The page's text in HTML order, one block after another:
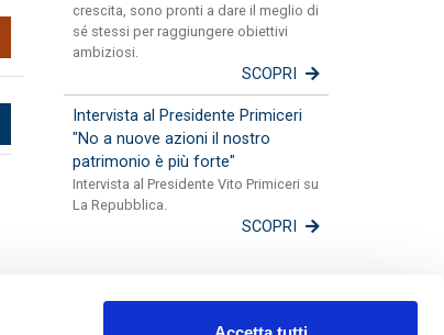
crescita, sono pronti a dare il meglio di
sé stessi per raggiungere obiettivi
ambiziosi.
SCOPRI
Intervista al Presidente Primiceri
"No a nuove azioni il nostro
patrimonio è più forte"
Intervista al Presidente Vito Primiceri su
La Repubblica.
SCOPRI